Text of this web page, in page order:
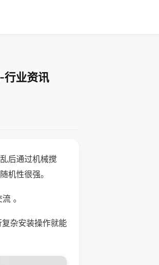
行业资讯
后通过机械搅
机性很强。
。
杂安装操作就能